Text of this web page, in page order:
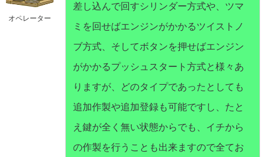
オペレーター
差し込んで回すシリンダー方式や、ツマ
ミを回せばエンジンがかかるツイストノ
ブ方式、そしてボタンを押せばエンジン
がかかるプッシュスタート方式と様々あ
りますが、どのタイプであったとしても
追加作製や追加登録も可能ですし、たと
え鍵が全く無い状態からでも、イチから
の作製を行うことも出来ますので全てお